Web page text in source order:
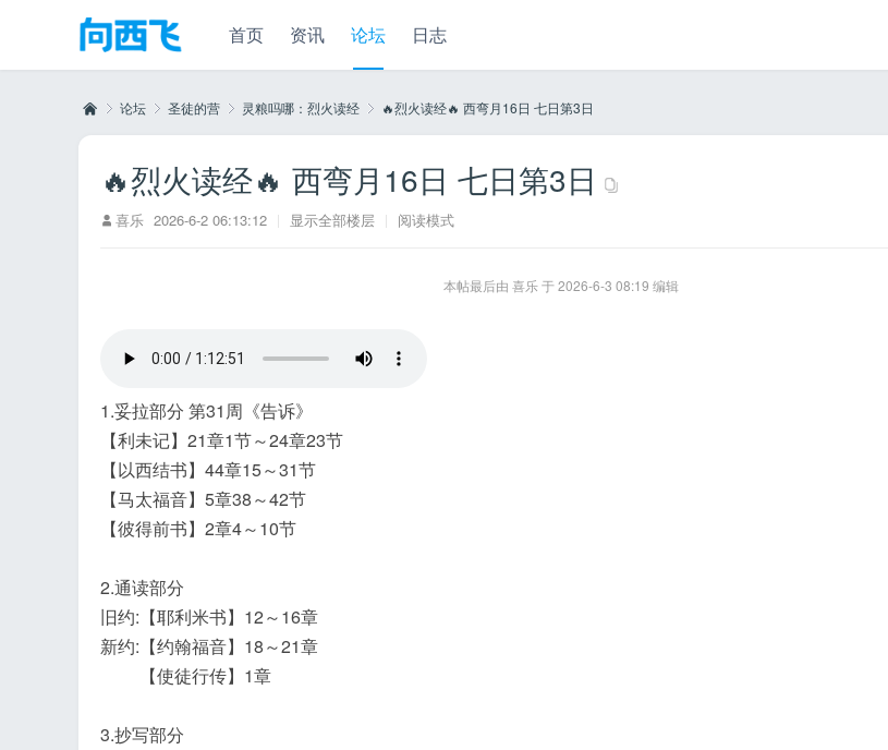
首页 资讯 论坛 日志
论坛
›
圣徒的营 灵粮吗哪：烈火读经 🔥烈火读经🔥 西弯月16日 七日第3日
🔥烈火读经🔥 西弯月16日 七日第3日
喜乐 2026-6-2 06:13:12 | 显示全部楼层 | 阅读模式
本帖最后由 喜乐 于 2026-6-3 08:19 编辑
1.妥拉部分 第31周《告诉》
【利未记】21章1节～24章23节
【以西结书】44章15～31节
【马太福音】5章38～42节
【彼得前书】2章4～10节
2.通读部分
旧约:【耶利米书】12～16章
新约:【约翰福音】18～21章
【使徒行传】1章
3.抄写部分